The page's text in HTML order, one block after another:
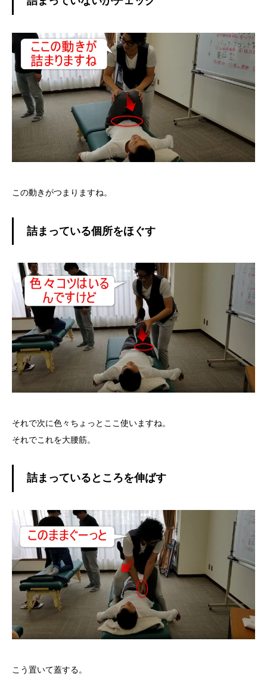
この動きがつまりますね。
詰まっている個所をほぐす
それで次に色々ちょっとここ使いますね。
それでこれを大腰筋。
詰まっているところを伸ばす
こう置いて蓋する。